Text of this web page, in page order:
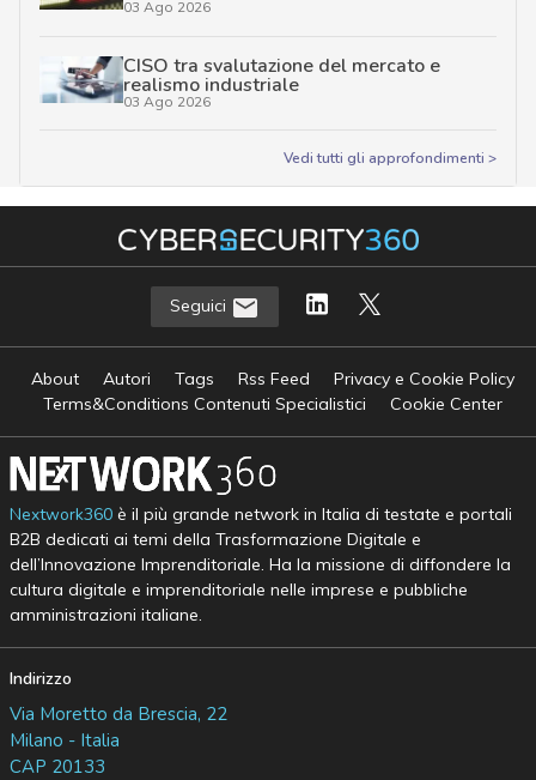
03 Ago 2026
CISO tra svalutazione del mercato e
realismo industriale
03 Ago 2026
Vedi tutti gli approfondimenti >
Seguici
About Autori Tags Rss Feed
Privacy e Cookie Policy
Terms&Conditions Contenuti Specialistici
Cookie Center
Nextwork360è il più grande network in Italia di testate e portali
B2B dedicati ai temi della Trasformazione Digitale e
dell’Innovazione Imprenditoriale. Ha la missione di diffondere la
cultura digitale e imprenditoriale nelle imprese e pubbliche
amministrazioni italiane.
Indirizzo
Via Moretto da Brescia, 22
Milano - Italia
CAP 20133